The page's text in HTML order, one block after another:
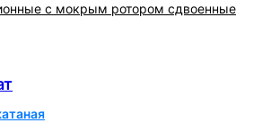
с мокрым ротором сдвоенные